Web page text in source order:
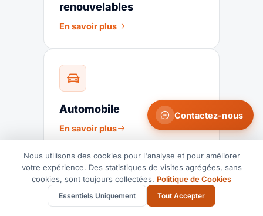
renouvelables
En savoir plus
Automobile
En savoir plus
Contactez-nous
Nous utilisons des cookies pour l'analyse et pour améliorer
votre expérience. Des statistiques de visites agrégées, sans
cookies, sont toujours collectées. Politique de Cookies
Essentiels Uniquement Tout Accepter